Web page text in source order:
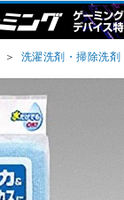
＞ 洗濯洗剤・掃除洗剤